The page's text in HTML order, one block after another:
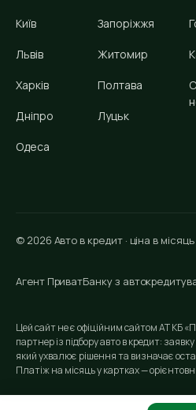
Київ
Львів
Харків
Дніпро
Одеса
Запоріжжя
Житомир
Полтава
Луцьк
© 2026 Авто в кредит · ціна в місяць
Агент ПриватБанку з
Цей сайт не є офіційним сайтом АТ КБ
партнер із підбору авто в кредит:
який ухвалює рішення та визначає
Платіж на місяць у картках —